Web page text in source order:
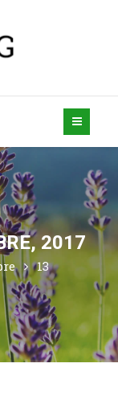
2017
13